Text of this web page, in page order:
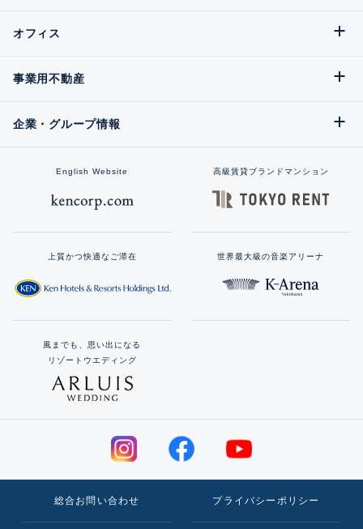
オフィス
事業用不動産
企業・グループ情報
English Website 高級賃貸ブランドマンション
上質かつ快適なご滞在 世界最大級の音楽アリーナ
風までも、思い出になる
リゾートウエディング
総合お問い合わせ プライバシーポリシー